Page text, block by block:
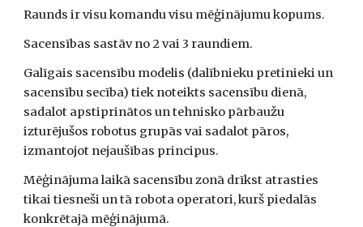
Raunds ir visu komandu visu mēģinājumu kopums.
Sacensības sastāv no 2 vai 3 raundiem.
Galīgais sacensību modelis (dalībnieku pretinieki un
sacensību secība) tiek noteikts sacensību dienā,
sadalot apstiprinātos un tehnisko pārbaužu
izturējušos robotus grupās vai sadalot pāros,
izmantojot nejaušības principus.
Mēģinājuma laikā sacensību zonā drīkst atrasties
tikai tiesneši un tā robota operatori, kurš piedalās
konkrētajā mēģinājumā.